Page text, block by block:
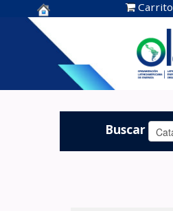
Centro de
Documentación
OLADE -
Carrito
Buscar